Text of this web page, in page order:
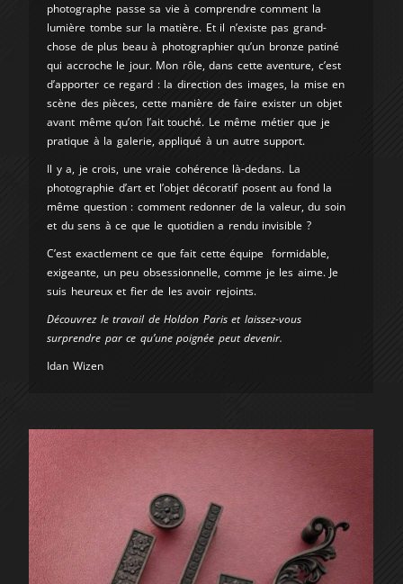
photographe passe sa vie à comprendre comment la
lumière tombe sur la matière. Et il n’existe pas grand-
chose de plus beau à photographier qu’un bronze patiné
qui accroche le jour. Mon rôle, dans cette aventure, c’est
d’apporter ce regard : la direction des images, la mise en
scène des pièces, cette manière de faire exister un objet
avant même qu’on l’ait touché. Le même métier que je
pratique à la galerie, appliqué à un autre support.
Il y a, je crois, une vraie cohérence là-dedans. La
photographie d’art et l’objet décoratif posent au fond la
même question : comment redonner de la valeur, du soin
et du sens à ce que le quotidien a rendu invisible ?
C’est exactlement ce que fait cette équipe formidable,
exigeante, un peu obsessionnelle, comme je les aime. Je
suis heureux et fier de les avoir rejoints.
Découvrez le travail de Holdon Pariset laissez-vous
surprendre par ce qu’une poignée peut devenir.
Idan Wizen